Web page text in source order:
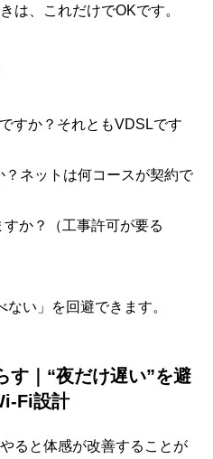
は、これだけでOKです。
すか？それともVDSLです
？ネットは何コースが契約で
すか？（工事許可が要る
い」を回避できます。
す｜“夜だけ遅い”を避
Fi設計
ると体感が改善することが